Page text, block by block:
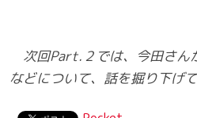
次回Part.２では、今田さん
などについて、話を掘り下げて